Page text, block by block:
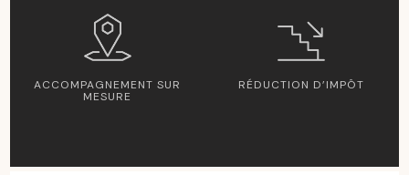
ACCOMPAGNEMENT SUR
MESURE
RÉDUCTION D’IMPÔT